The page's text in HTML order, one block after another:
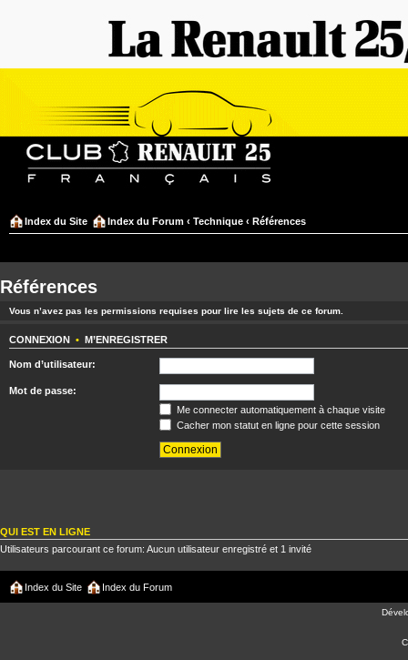
Index du Site Index du Forum ‹ Technique ‹ Références
Références
Vous n’avez pas les permissions requises pour lire les sujets de ce forum.
CONNEXION • M’ENREGISTRER
Nom d’utilisateur:
Mot de passe:
Me connecter automatiquement à chaque visite
Cacher mon statut en ligne pour cette session
QUI EST EN LIGNE
Utilisateurs parcourant ce forum: Aucun utilisateur enregistré et 1 invité
Index du Site Index du Forum